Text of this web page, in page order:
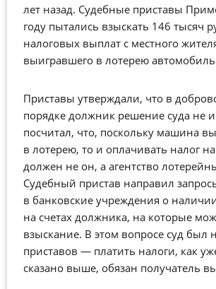
лет назад. Судебные приставы
году пытались взыскать 146 тысяч
налоговых выплат с местного
выигравшего в лотерею автомобиль
Приставы утверждали, что в
порядке должник решение суда не
посчитал, что, поскольку машина
в лотерею, то и оплачивать налог
должен не он, а агентство
Судебный пристав направил
в банковские учреждения о
на счетах должника, на которые
взыскание. В этом вопросе суд был
приставов — платить налоги, как
сказано выше, обязан получатель